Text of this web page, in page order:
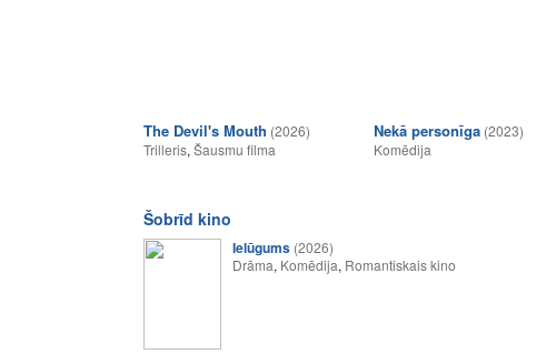
The Devil's Mouth (2026)
Trilleris, Šausmu filma
Nekā personīga (2023)
Komēdija
Šobrīd kino
Ielūgums (2026)
Drāma, Komēdija, Romantiskais kino